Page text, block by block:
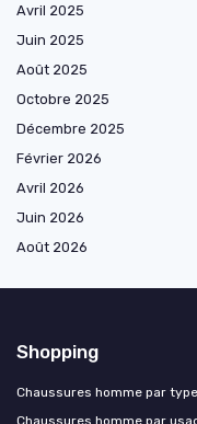
Avril 2025
Juin 2025
Août 2025
Octobre 2025
Décembre 2025
Février 2026
Avril 2026
Juin 2026
Août 2026
Shopping
Chaussures homme par type
Chaussures homme par